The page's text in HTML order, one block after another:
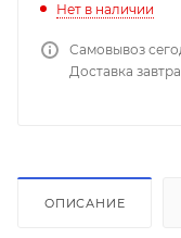
Нет в наличии
Самовывоз
Доставка
ОПИСАНИЕ